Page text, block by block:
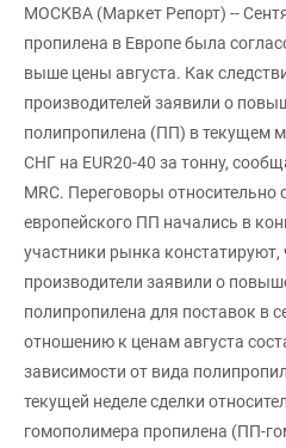
МОСКВА (Маркет Репорт) --
пропилена в Европе была
выше цены августа. Как
производителей заявили о
полипропилена (ПП) в текущем
СНГ на EUR20-40 за тонну,
MRC. Переговоры относительно
европейского ПП начались в
участники рынка констатируют,
производители заявили о
полипропилена для поставок в
отношению к ценам августа
зависимости от вида
текущей неделе сделки
гомополимера пропилена (ПП-